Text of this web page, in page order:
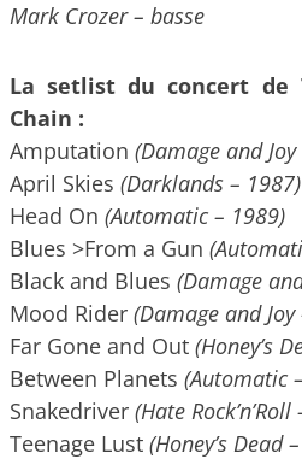
Mark Crozer – basse
La setlist du concert de
Chain :
Amputation (Damage and
April Skies (Darklands – 1987)
Head On (Automatic – 1989)
Blues >From a Gun
Black and Blues (Damage
Mood Rider (Damage and
Far Gone and Out (Honey’s
Between Planets (Automatic
Snakedriver (Hate
Teenage Lust (Honey’s Dead